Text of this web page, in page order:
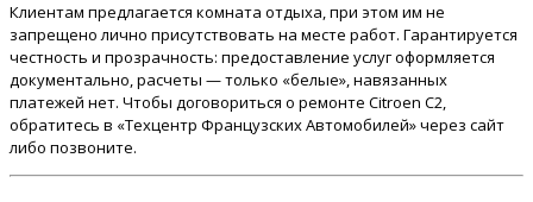
Клиентам предлагается комната отдыха, при этом им не
запрещено лично присутствовать на месте работ. Гарантируется
честность и прозрачность: предоставление услуг оформляется
документально, расчеты — только «белые», навязанных
платежей нет. Чтобы договориться о ремонте Citroen C2,
обратитесь в «Техцентр Французских Автомобилей» через сайт
либо позвоните.